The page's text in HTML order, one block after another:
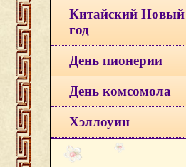
Китайский Новый
год
День пионерии
День комсомола
Хэллоуин